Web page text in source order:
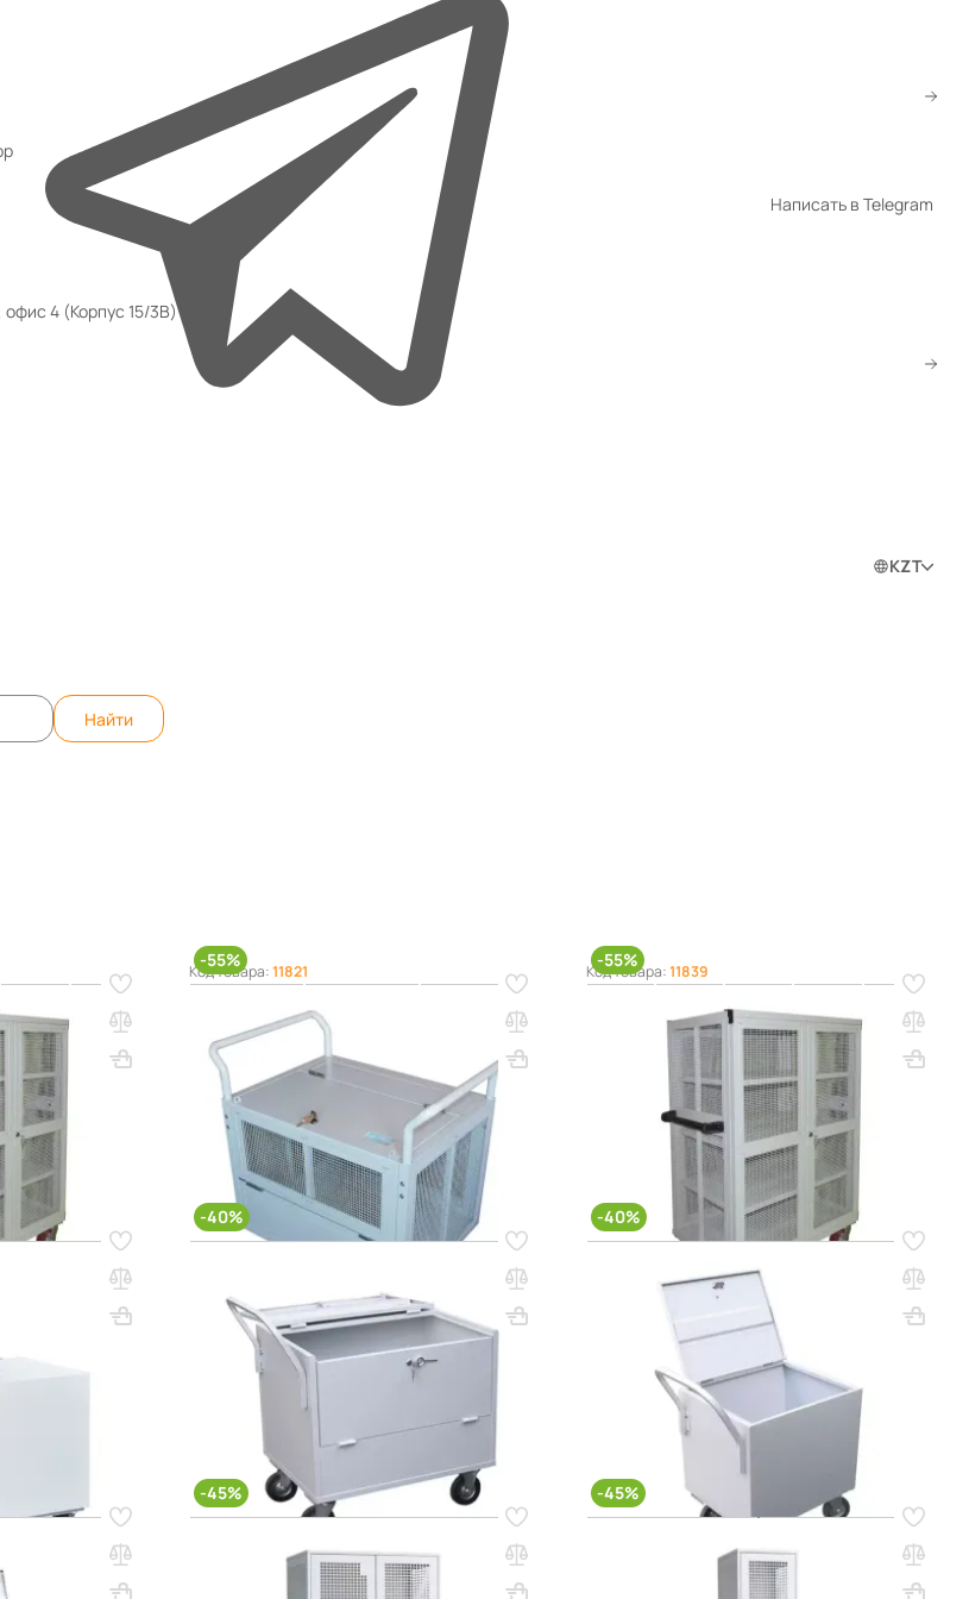
Написать в Telegram
4 (Корпус 15/3В)
KZT
Найти
1
Вес, кг: 82
КОРЗИНУ
Код товара:11821
-55%
Тележка банковская ТС – 2
ВхШхГ, мм: 850х830х550
Вес, кг: 52
(0)
195 950 ₸ 435 550 ₸
q_24362 В КОРЗИНУ
Код товара:11839
-55%
Тележка банковская ТСБ – 2
ВхШхГ, мм: 1644х1130х670
Вес, кг: 110
352 800 ₸ 784 100 ₸
q_24360 В КОРЗИНУ
Вес, кг: 33
/ ЦЕНУ
Код товара:
-40%
ВхШхГ, мм: 670х560х730
Вес, кг: 33
(0)
175 350 ₸
УТОЧНИТЬ НАЛИЧИЕ / ЦЕНУ
Код товара: 11956
-40%
Тележка для денег малая
ВхШхГ, мм: 600х450х550
Вес, кг: 22
(0)
133 050 ₸ 221 800 ₸
УТОЧНИТЬ НАЛИЧИЕ / ЦЕНУ
Вес, кг: 35
Код товара:16734
-45%
ВхШхГ, мм: 2000х900х600
Код товара: 15816
-45%
ВхШхГ, мм: 2000х450х600